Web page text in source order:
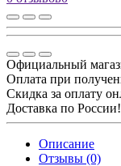
Официальный
Оплата при
Скидка за оплату
Доставка по России!
Описание
Отзывы (0)